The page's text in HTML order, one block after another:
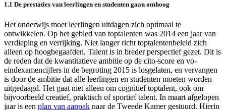
1.1 De prestaties van leerlingen en studenten gaan omhoog
Het onderwijs moet leerlingen uitdagen zich optimaal te
ontwikkelen. Op het gebied van toptalenten was 2014 een jaar van
verdieping en verrijking. Niet langer richt toptalentenbeleid zich
alleen op hoogbegaafden. Talent is in breder perspectief gezet. Dit is
de reden dat de kwantitatieve ambitie op de cito-score en vo-
eindexamencijfers in de begroting 2015 is losgelaten, en vervangen
is door de ambitie dat alle leerlingen en studenten moeten worden
uitgedaagd. Het gaat niet alleen om cognitief toptalent, ook om
bijvoorbeeld creatief, praktisch of sportief talent. In maart afgelopen
jaar is een plan van aanpak naar de Tweede Kamer gestuurd. Hierin